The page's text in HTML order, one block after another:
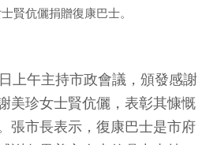
賢伉儷捐贈復康巴士。
上午主持市政會議，頒發感謝
美珍女士賢伉儷，表彰其慷慨
張市長表示，復康巴士是市府